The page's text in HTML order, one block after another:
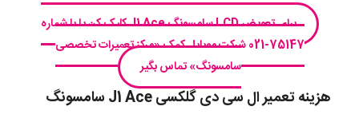
برای تعویض LCD سامسونگ J1 Ace کلیک کن یا با شماره
75147-021 شرکت موبایل‌ کمک «مرکز تعمیرات تخصصی
سامسونگ» تماس بگیر
هزینه تعمیر ال سی دی گلکسیJ1 Ace سامسونگ